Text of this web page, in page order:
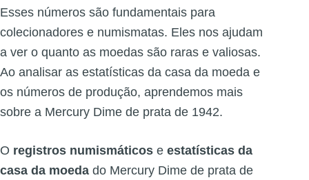
Esses números são fundamentais para
colecionadores e numismatas. Eles nos ajudam
a ver o quanto as moedas são raras e valiosas.
Ao analisar as estatísticas da casa da moeda e
os números de produção, aprendemos mais
sobre a Mercury Dime de prata de 1942.
O registros numismáticos e estatísticas da
casa da moeda do Mercury Dime de prata de